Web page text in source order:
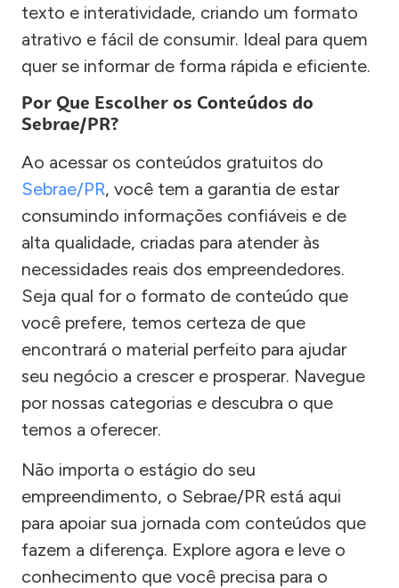
texto e interatividade, criando um formato
atrativo e fácil de consumir. Ideal para quem
quer se informar de forma rápida e eficiente.
Por Que Escolher os Conteúdos do
Sebrae/PR?
Ao acessar os conteúdos gratuitos do
Sebrae/PR, você tem a garantia de estar
consumindo informações confiáveis e de
alta qualidade, criadas para atender às
necessidades reais dos empreendedores.
Seja qual for o formato de conteúdo que
você prefere, temos certeza de que
encontrará o material perfeito para ajudar
seu negócio a crescer e prosperar. Navegue
por nossas categorias e descubra o que
temos a oferecer.
Não importa o estágio do seu
empreendimento, o Sebrae/PR está aqui
para apoiar sua jornada com conteúdos que
fazem a diferença. Explore agora e leve o
conhecimento que você precisa para o